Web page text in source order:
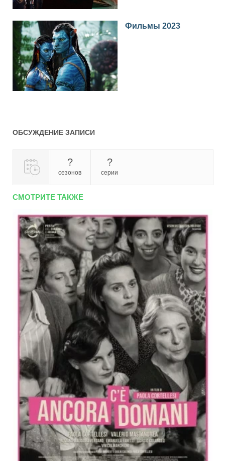
Фильмы 2023
ОБСУЖДЕНИЕ ЗАПИСИ
?
сезонов
?
серии
СМОТРИТЕ ТАКЖЕ